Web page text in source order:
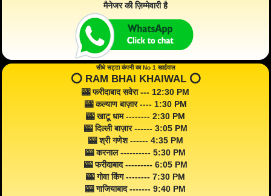
मैनेजर की ज़िम्मेवारी है
सीधे सट्टा कंपनी का No 1 खाईवाल
⭕️ RAM BHAI KHAIWAL ⭕️
🎰 फरीदाबाद सवेरा --- 12:30 PM
🎰 कल्याण बाज़ार ---- 1:30 PM
🎰 खाटू धाम -------- 2:30 PM
🎰 दिल्ली बाज़ार ------ 3:05 PM
🎰 श्री गणेश ------ 4:35 PM
🎰 करनाल ---------- 5:30 PM
🎰 फरीदाबाद --------- 6:05 PM
🎰 गोवा किंग -------- 7:30 PM
🎰 गाजियाबाद ------- 9:40 PM